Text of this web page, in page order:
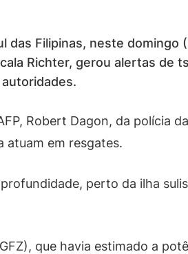
das Filipinas, neste domingo
Richter, gerou alertas de
Robert Dagon, da polícia
atuam em resgates.
perto da ilha
que havia estimado a